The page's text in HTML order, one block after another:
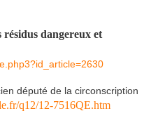
résidus dangereux et
député de la circonscription
q12/12-7516QE.htm